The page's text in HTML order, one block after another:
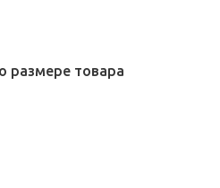
размере товара